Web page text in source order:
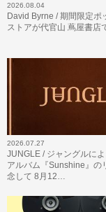
2026.08.04
David Byrne / 期間限定ポ
ストアが代官山 蔦屋書店
2026.07.27
JUNGLE / ジャングルによ
アルバム『Sunshine』の
念して 8月12…